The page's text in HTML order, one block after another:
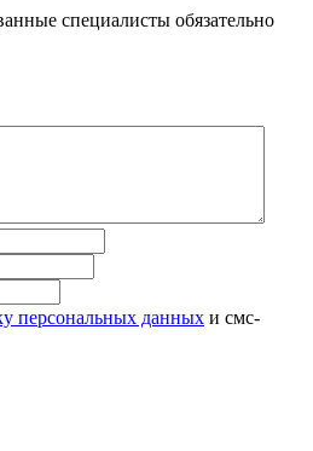
специалисты обязательно
персональных данных и смс-